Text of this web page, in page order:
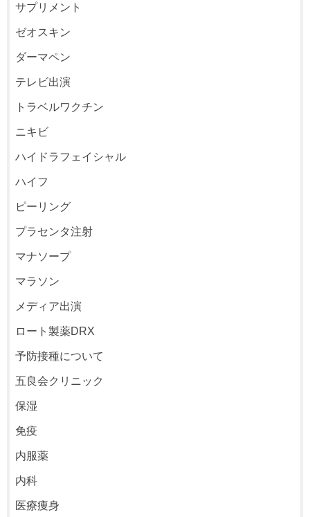
サプリメント
ゼオスキン
ダーマペン
テレビ出演
トラベルワクチン
ニキビ
ハイドラフェイシャル
ハイフ
ピーリング
プラセンタ注射
マナソープ
マラソン
メディア出演
ロート製薬DRX
予防接種について
五良会クリニック
保湿
免疫
内服薬
内科
医療痩身